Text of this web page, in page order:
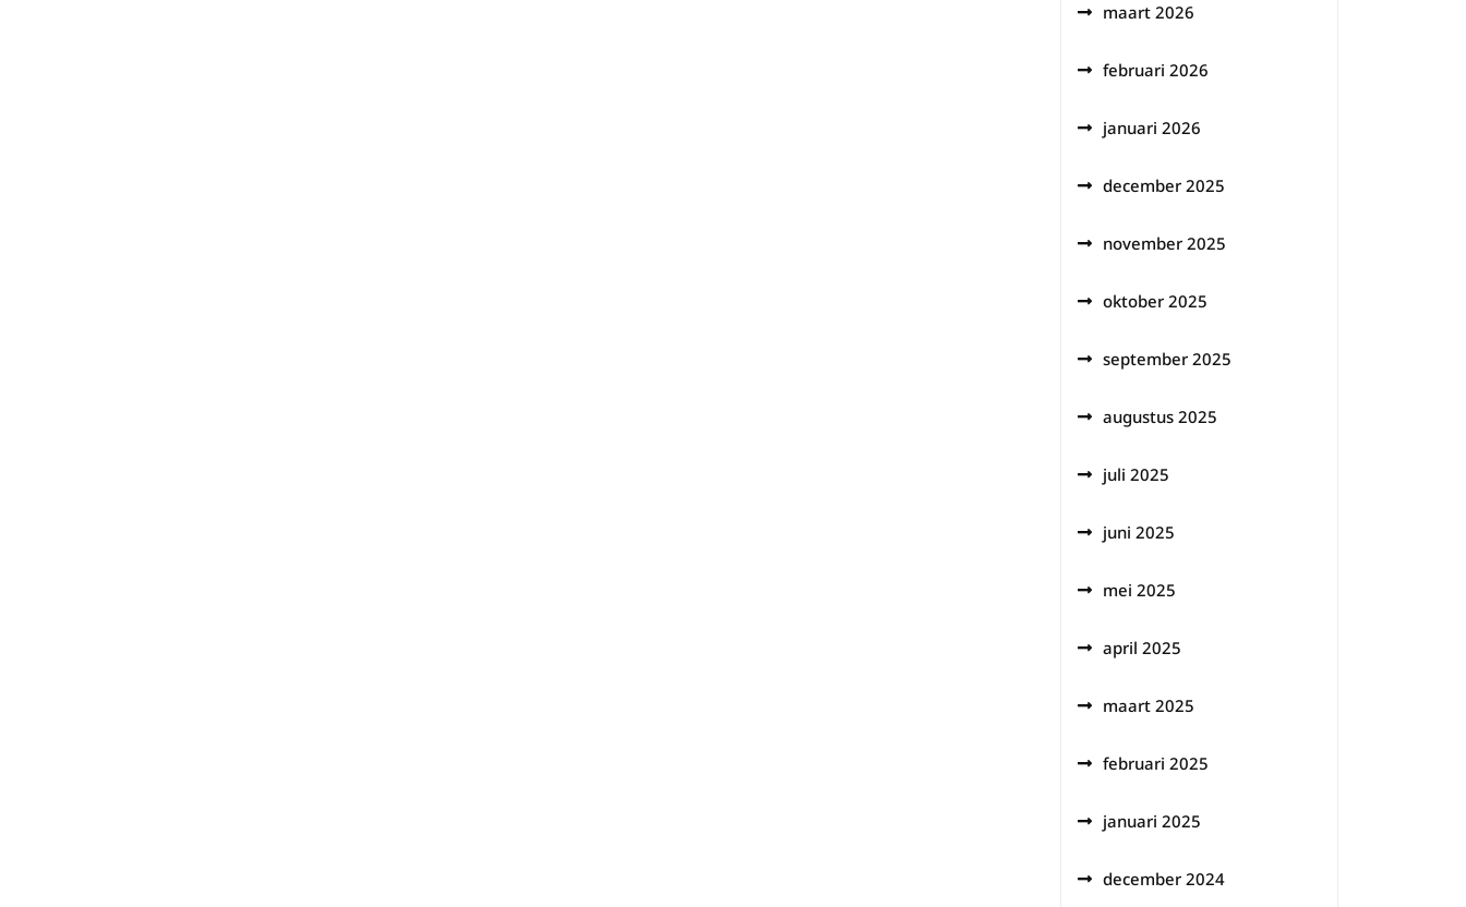
maart 2026
februari 2026
januari 2026
december 2025
november 2025
oktober 2025
september 2025
augustus 2025
juli 2025
juni 2025
mei 2025
april 2025
maart 2025
februari 2025
januari 2025
december 2024